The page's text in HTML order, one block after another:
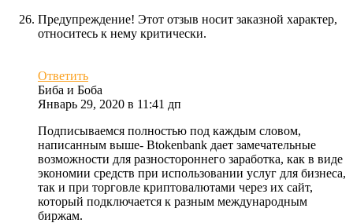
Предупреждение! Этот отзыв носит заказной характер,
относитесь к нему критически.
Ответить
Биба и Боба
Январь 29, 2020 в 11:41 дп
Подписываемся полностью под каждым словом,
написанным выше- Btokenbank дает замечательные
возможности для разностороннего заработка, как в виде
экономии средств при использовании услуг для бизнеса,
так и при торговле криптовалютами через их сайт,
который подключается к разным международным
биржам.